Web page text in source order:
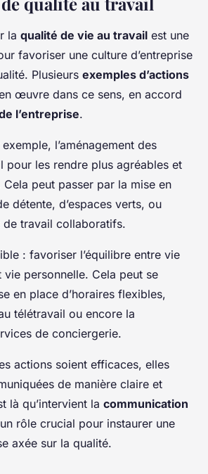
la qualité de vie au travail est une
favoriser une culture d’entreprise
Plusieurs exemples d’actions
œuvre dans ce sens, en accord
l’entreprise.
l’aménagement des
pour les rendre plus agréables et
peut passer par la mise en
détente, d’espaces verts, ou
de travail collaboratifs.
: favoriser l’équilibre entre vie
vie personnelle. Cela peut se
en place d’horaires flexibles,
télétravail ou encore la
de conciergerie.
actions soient efficaces, elles
de manière claire et
là qu’intervient la communication
rôle crucial pour instaurer une
axée sur la qualité.